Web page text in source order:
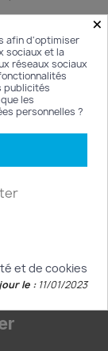
invitons a
×
afin d'optimiser
sociaux et la
réseaux sociaux
publicités
les
personnelles ?
et de cookies
le :11/01/2023